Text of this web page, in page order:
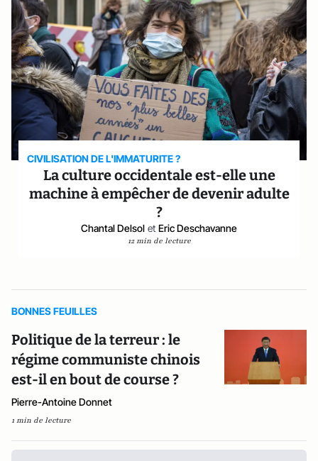
CIVILISATION DE L'IMMATURITE ?
La culture occidentale est-elle une
machine à empêcher de devenir adulte
?
Chantal Delsol et Eric Deschavanne
12 min de lecture
BONNES FEUILLES
Politique de la terreur : le
régime communiste chinois
est-il en bout de course ?
Pierre-Antoine Donnet
1 min de lecture